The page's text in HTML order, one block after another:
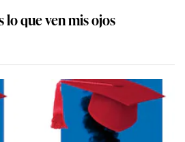
lo que ven mis ojos